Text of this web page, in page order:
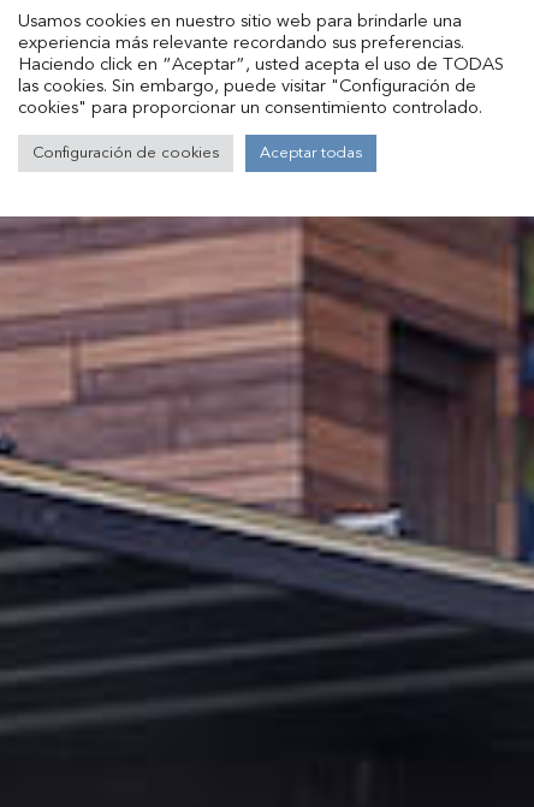
Usamos cookies en nuestro sitio web para brindarle una
experiencia más relevante recordando sus preferencias.
Haciendo click en “Aceptar”, usted acepta el uso de TODAS
las cookies. Sin embargo, puede visitar "Configuración de
cookies" para proporcionar un consentimiento controlado.
Configuración de cookies Aceptar todas